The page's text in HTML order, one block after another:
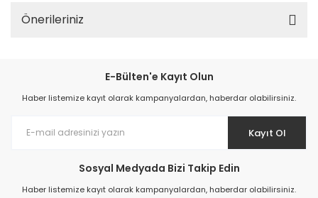
Önerileriniz
E-Bülten'e Kayıt Olun
Haber listemize kayıt olarak kampanyalardan, haberdar olabilirsiniz.
Kayıt Ol
Sosyal Medyada Bizi Takip Edin
Haber listemize kayıt olarak kampanyalardan, haberdar olabilirsiniz.